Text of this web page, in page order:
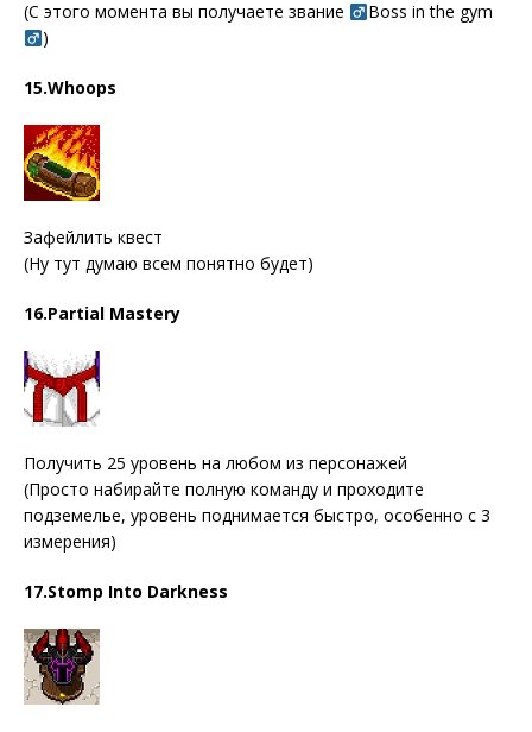
(С этого момента вы получаете звание
Boss in the gym
)
15.Whoops
Зафейлить квест
(Ну тут думаю всем понятно будет)
16.Partial Mastery
Получить 25 уровень на любом из персонажей
(Просто набирайте полную команду и проходите
подземелье, уровень поднимается быстро, особенно с 3
измерения)
17.Stomp Into Darkness